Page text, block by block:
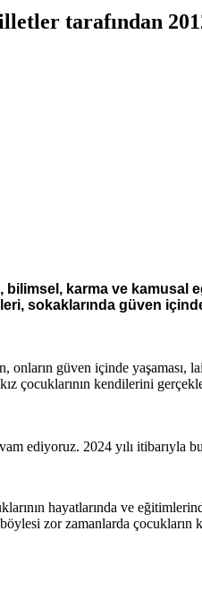
tarafından
karma ve
sokaklarında güven
onların güven içinde
çocuklarının kendilerini
ediyoruz. 2024 yılı
hayatlarında ve
zor zamanlarda çocukların